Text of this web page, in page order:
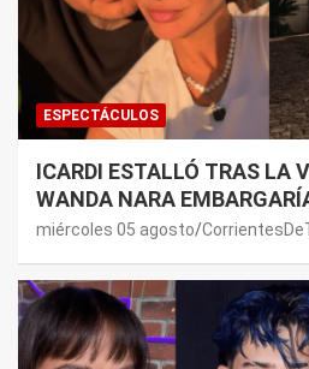
ESPECTÁCULOS
ICARDI ESTALLÓ TRAS LA
WANDA NARA
NORDELTA: “NECESITAN
miércoles 05 agosto